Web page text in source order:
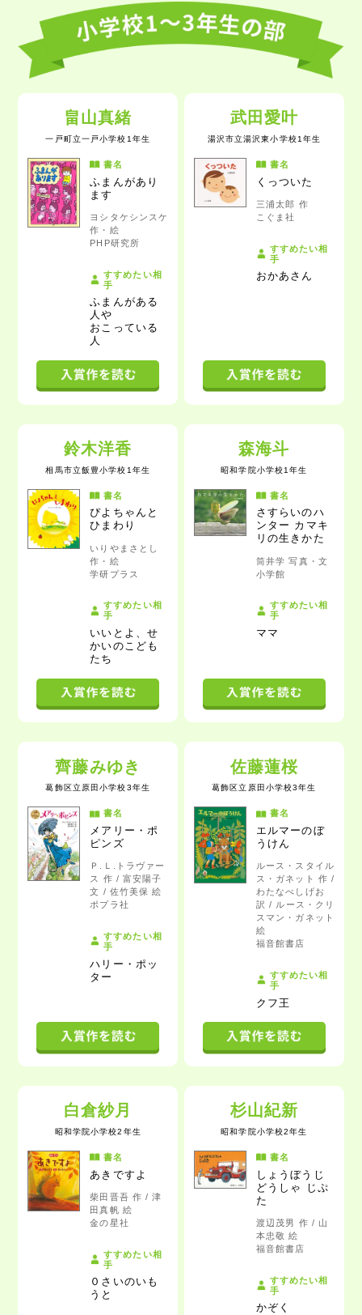
畠山真緒
一戸町立一戸小学校1年生
書名
ふまんがあり
ます
ヨシタケシンスケ
作・絵
PHP研究所
すすめたい相
手
ふまんがある
人や
おこっている
人
武田愛叶
湯沢市立湯沢東小学校1年生
書名
くっついた
三浦太郎 作
こぐま社
すすめたい相
手
おかあさん
鈴木洋香
相馬市立飯豊小学校1年生
書名
ぴよちゃんと
ひまわり
いりやまさとし
作・絵
学研プラス
すすめたい相
手
いいとよ、せ
かいのこども
たち
森海斗
昭和学院小学校1年生
書名
さすらいのハ
ンター カマキ
リの生きかた
筒井学 写真・文
小学館
すすめたい相
手
ママ
齊藤みゆき
葛飾区立原田小学校3年生
書名
メアリー・ポ
ピンズ
Ｐ.Ｌ.トラヴァー
ス 作 / 富安陽子
文 / 佐竹美保 絵
ポプラ社
すすめたい相
手
ハリー・ポッ
ター
佐藤蓮桜
葛飾区立原田小学校3年生
書名
エルマーのぼ
うけん
ルース・スタイル
ス・ガネット 作 /
わたなべしげお
訳 / ルース・クリ
スマン・ガネット
絵
福音館書店
すすめたい相
手
クフ王
白倉紗月
昭和学院小学校2年生
書名
あきですよ
柴田晋吾 作 / 津
田真帆 絵
金の星社
すすめたい相
手
０さいのいも
うと
杉山紀新
昭和学院小学校2年生
書名
しょうぼうじ
どうしゃ じぷ
た
渡辺茂男 作 / 山
本忠敬 絵
福音館書店
すすめたい相
手
かぞく